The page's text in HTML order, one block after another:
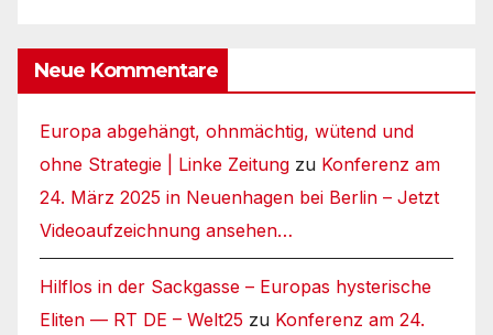
Neue Kommentare
Europa abgehängt, ohnmächtig, wütend und
ohne Strategie | Linke Zeitung zu Konferenz am
24. März 2025 in Neuenhagen bei Berlin – Jetzt
Videoaufzeichnung ansehen…
Hilflos in der Sackgasse – Europas hysterische
Eliten — RT DE – Welt25 zu Konferenz am 24.